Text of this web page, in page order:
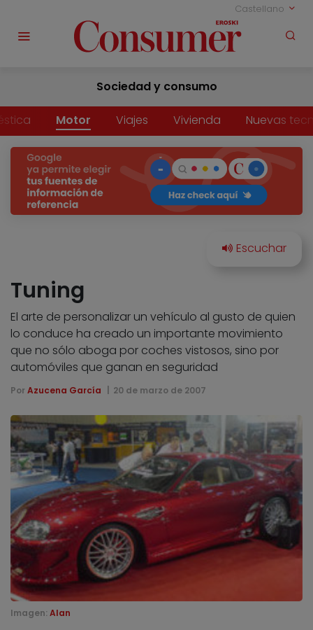
Castellano
Sociedad y consumo
Motor Viajes Vivienda Nuevas
Tuning
El arte de personalizar un vehículo al gusto de quien
lo conduce ha creado un importante movimiento
que no sólo aboga por coches vistosos, sino por
automóviles que ganan en seguridad
Por Azucena García 20 de marzo de 2007
Imagen: Alan